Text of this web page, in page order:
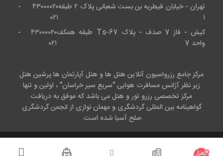
تهران - خیابان قیطریه بن بست شعبانی پلاک ۲ طبقه
۱
۴۳۰۰۰۰۲۰ -
۰۲۱
کیش - فاز 7 صدف - پلاک Ts-67 طبقه همکف
واحد 7
۴۳۰۰۰۰۲۰ -
۰۲۱
مرکز جامع رزرواسیون آنلاین هتل ها و هتل آپارتمان ها پرشین هتل
زیر نظر آژانس مسافرت هوایی "سریع سیر خراسان" ، اولین و تنها
مرکز تخصصی رزرو تور و هتل می باشد که موفق به دریافت
گواهینامه بین المللی گردشگری و مهمان نوازی از انجمن گردشگری
صلح آسیا شده است.
کلیه حقوق این وب سایت متعلق است به آژانس هواپیمایی سریع سیر.طراحی